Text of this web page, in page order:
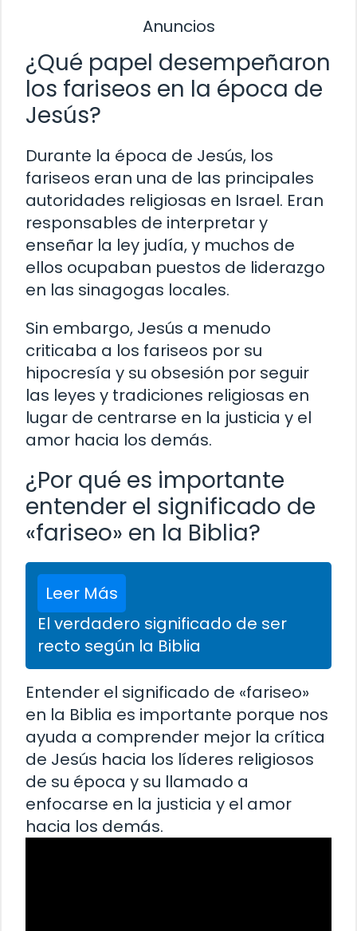
Anuncios
¿Qué papel desempeñaron
los fariseos en la época de
Jesús?
Durante la época de Jesús, los
fariseos eran una de las principales
autoridades religiosas en Israel. Eran
responsables de interpretar y
enseñar la ley judía, y muchos de
ellos ocupaban puestos de liderazgo
en las sinagogas locales.
Sin embargo, Jesús a menudo
criticaba a los fariseos por su
hipocresía y su obsesión por seguir
las leyes y tradiciones religiosas en
lugar de centrarse en la justicia y el
amor hacia los demás.
¿Por qué es importante
entender el significado de
«fariseo» en la Biblia?
Leer Más
El verdadero significado de ser
recto según la Biblia
Entender el significado de «fariseo»
en la Biblia es importante porque nos
ayuda a comprender mejor la crítica
de Jesús hacia los líderes religiosos
de su época y su llamado a
enfocarse en la justicia y el amor
hacia los demás.